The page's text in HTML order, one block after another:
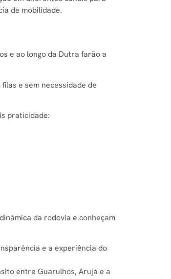
de mobilidade.
e ao longo da Dutra farão a
e sem necessidade de
praticidade:
da rodovia e conheçam
e a experiência do
entre Guarulhos, Arujá e a